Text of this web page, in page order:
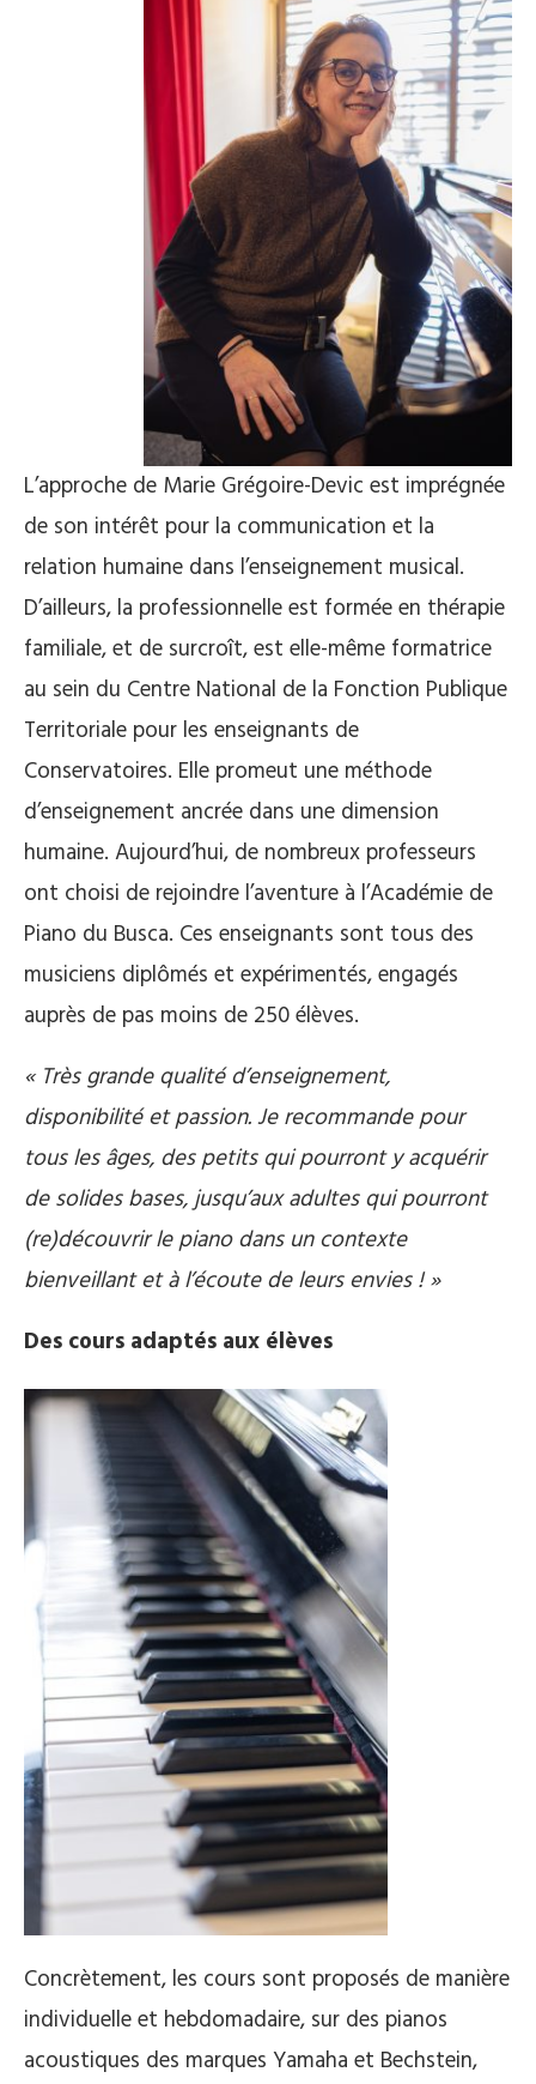
L’approche de Marie Grégoire-Devic est imprégnée
de son intérêt pour la communication et la
relation humaine dans l’enseignement musical.
D’ailleurs, la professionnelle est formée en thérapie
familiale, et de surcroît, est elle-même formatrice
au sein du Centre National de la Fonction Publique
Territoriale pour les enseignants de
Conservatoires. Elle promeut une méthode
d’enseignement ancrée dans une dimension
humaine. Aujourd’hui, de nombreux professeurs
ont choisi de rejoindre l’aventure à l’Académie de
Piano du Busca. Ces enseignants sont tous des
musiciens diplômés et expérimentés, engagés
auprès de pas moins de 250 élèves.
« Très grande qualité d’enseignement,
disponibilité et passion. Je recommande pour
tous les âges, des petits qui pourront y acquérir
de solides bases, jusqu’aux adultes qui pourront
(re)découvrir le piano dans un contexte
bienveillant et à l’écoute de leurs envies ! »
Des cours adaptés aux élèves
Concrètement, les cours sont proposés de manière
individuelle et hebdomadaire, sur des pianos
acoustiques des marques Yamaha et Bechstein,